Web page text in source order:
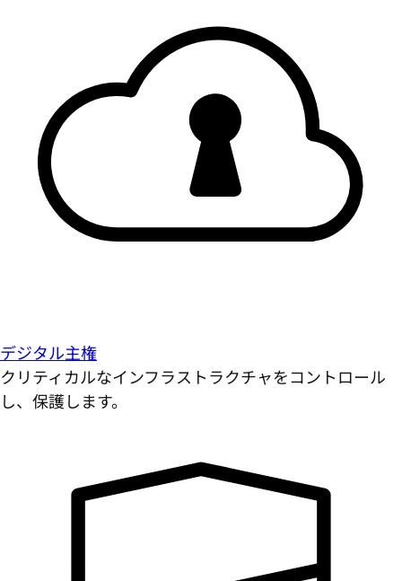
デジタル主権
クリティカルなインフラストラクチャをコントロール
し、保護します。